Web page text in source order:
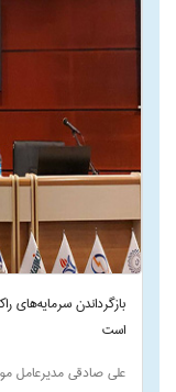
بازگرداندن
است
علی صادقی مدیرعامل